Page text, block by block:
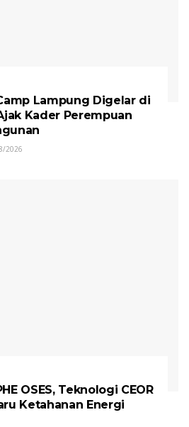
Lampung Digelar di
Kader Perempuan
2026
OSES, Teknologi CEOR
Ketahanan Energi